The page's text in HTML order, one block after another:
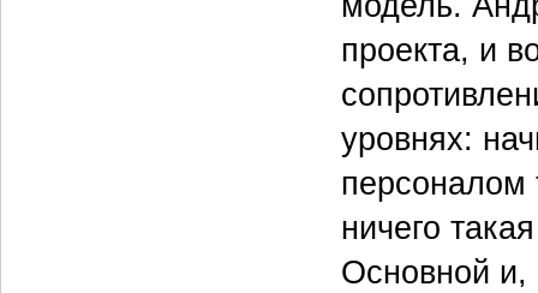
проекта, и
уровнях:
персоналом
ничего
Основной и,